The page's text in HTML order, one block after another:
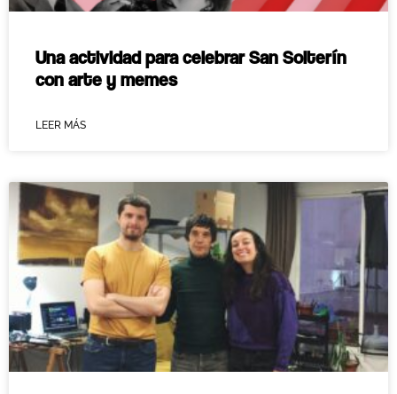
Una actividad para celebrar San Solterín
con arte y memes
LEER MÁS